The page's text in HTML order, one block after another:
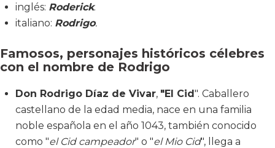
inglés: Roderick.
italiano: Rodrigo.
Famosos, personajes históricos célebres
con el nombre de Rodrigo
Don Rodrigo Díaz de Vivar, "El Cid". Caballero
castellano de la edad media, nace en una familia
noble española en el año 1043, también conocido
como "el Cid campeador" o "el Mio Cid", llega a